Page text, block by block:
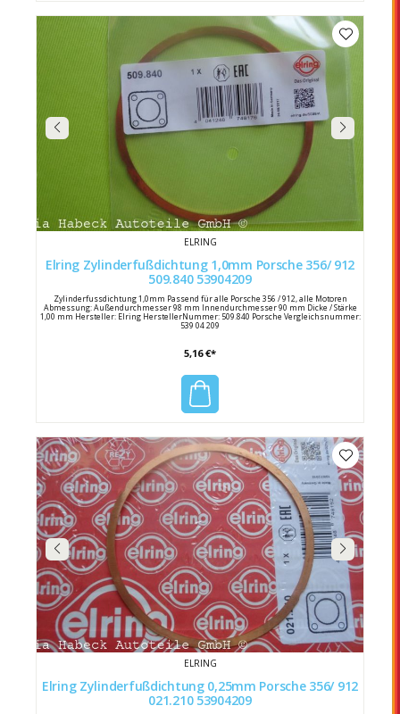
ELRING
Elring Zylinderfußdichtung 1,0mm Porsche 356/ 912
509.840 53904209
Zylinderfussdichtung 1,0mm Passend für alle Porsche 356 / 912, alle Motoren
Abmessung: Außendurchmesser 98 mm Innendurchmesser 90 mm Dicke / Stärke
1,00 mm Hersteller: Elring HerstellerNummer: 509.840 Porsche Vergleichsnummer:
539 04 209
5,16 €*
ELRING
Elring Zylinderfußdichtung 0,25mm Porsche 356/ 912
021.210 53904209